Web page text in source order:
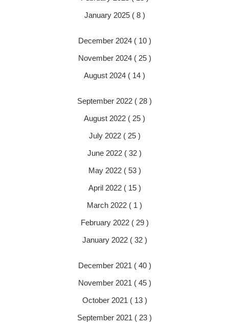
January 2025 ( 8 )
December 2024 ( 10 )
November 2024 ( 25 )
August 2024 ( 14 )
September 2022 ( 28 )
August 2022 ( 25 )
July 2022 ( 25 )
June 2022 ( 32 )
May 2022 ( 53 )
April 2022 ( 15 )
March 2022 ( 1 )
February 2022 ( 29 )
January 2022 ( 32 )
December 2021 ( 40 )
November 2021 ( 45 )
October 2021 ( 13 )
September 2021 ( 23 )